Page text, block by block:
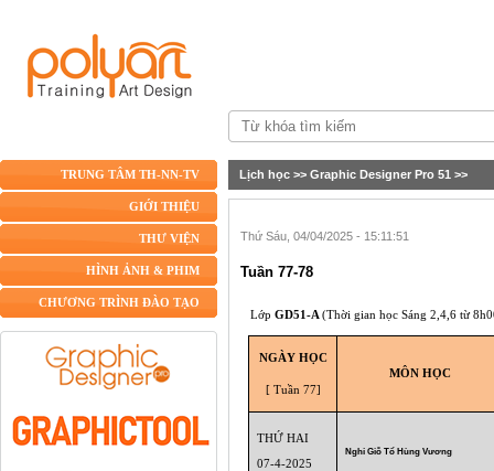
TRUNG TÂM TH-NN-TV
GIỚI THIỆU
THƯ VIỆN
HÌNH ẢNH & PHIM
CHƯƠNG TRÌNH ĐÀO TẠO
Lịch học >> Graphic Designer Pro 51 >>
Thứ Sáu, 04/04/2025 - 15:11:51
Tuần 77-78
Lớp GD51-A (Thời gian học Sáng 2,4,6 từ
NGÀY HỌC
[ Tuần 77]
MÔN HỌC
THỨ HAI
07-4-2025
Nghỉ Giỗ Tổ Hùng Vương